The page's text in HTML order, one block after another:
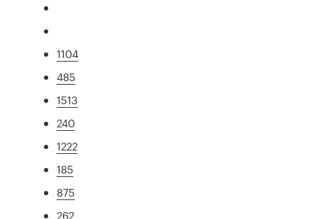
1104
485
1513
240
1222
185
875
262